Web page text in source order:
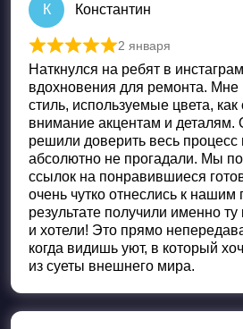
К Константин
Оценка 5из 5
2 января
Наткнулся на ребят в
вдохновения для ремонта. Мне
стиль, используемые цвета,
внимание акцентам и деталям.
решили доверить весь процесс
абсолютно не прогадали. Мы
ссылок на понравившиеся
очень чутко отнеслись к
результате получили именно ту
и хотели! Это прямо
когда видишь уют, в который
из суеты внешнего мира.